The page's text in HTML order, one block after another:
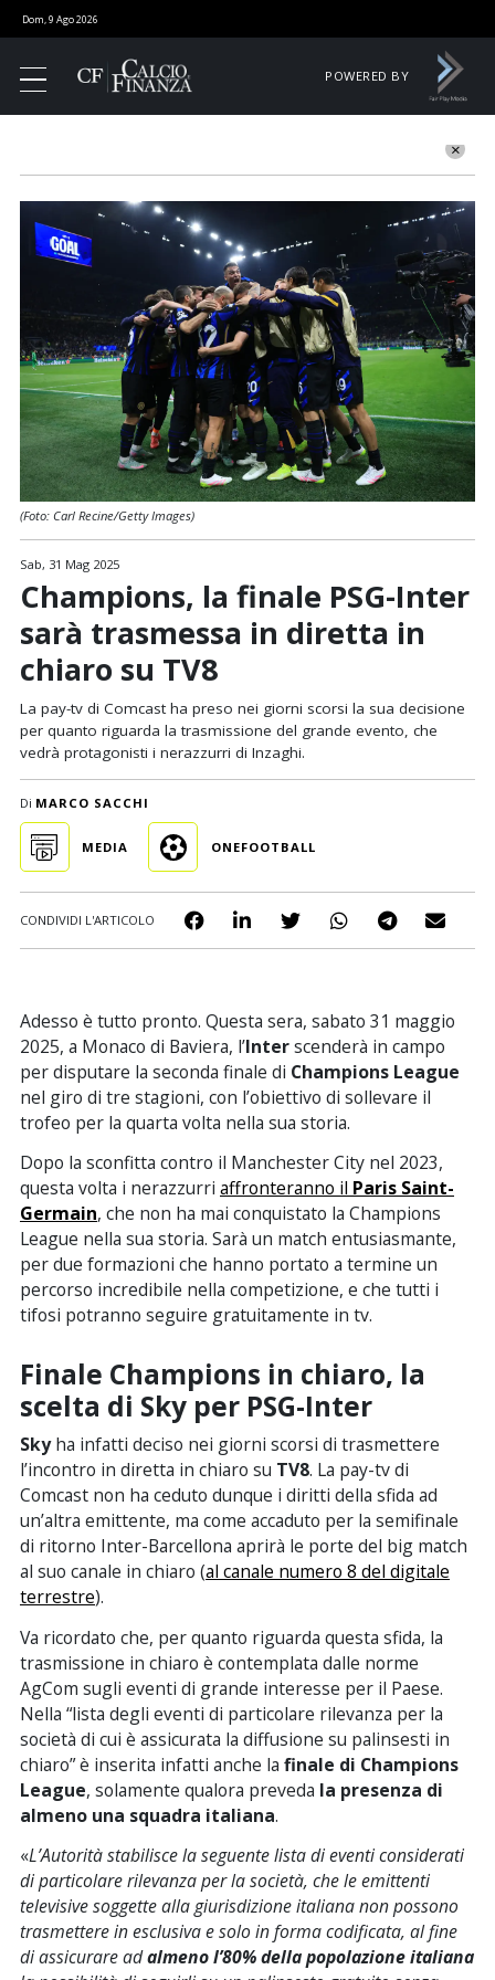
Dom, 9 Ago 2026
POWERED BY
Sab, 31 Mag 2025
Champions, la finale PSG-Inter
sarà trasmessa in diretta in
chiaro su TV8
La pay-tv di Comcast ha preso nei giorni scorsi la sua decisione
per quanto riguarda la trasmissione del grande evento, che
vedrà protagonisti i nerazzurri di Inzaghi.
Di MARCO SACCHI
MEDIA ONEFOOTBALL
CONDIVIDI L'ARTICOLO
(Foto: Carl Recine/Getty Images)
Adesso è tutto pronto. Questa sera, sabato 31 maggio
2025, a Monaco di Baviera, l’Interscenderà in campo
per disputare la seconda finale di Champions League
nel giro di tre stagioni, con l’obiettivo di sollevare il
trofeo per la quarta volta nella sua storia.
Dopo la sconfitta contro il Manchester City nel 2023,
questa volta i nerazzurri affronteranno il Paris Saint-
Germain, che non ha mai conquistato la Champions
League nella sua storia. Sarà un match entusiasmante,
per due formazioni che hanno portato a termine un
percorso incredibile nella competizione, e che tutti i
tifosi potranno seguire gratuitamente in tv.
Finale Champions in chiaro, la
scelta di Sky per PSG-Inter
Skyha infatti deciso nei giorni scorsi di trasmettere
l’incontro in diretta in chiaro su TV8. La pay-tv di
Comcast non ha ceduto dunque i diritti della sfida ad
un’altra emittente, ma come accaduto per la semifinale
di ritorno Inter-Barcellona aprirà le porte del big match
al suo canale in chiaro (al canale numero 8 del digitale
terrestre).
Va ricordato che, per quanto riguarda questa sfida, la
trasmissione in chiaro è contemplata dalle norme
AgCom sugli eventi di grande interesse per il Paese.
Nella “lista degli eventi di particolare rilevanza per la
società di cui è assicurata la diffusione su palinsesti in
chiaro” è inserita infatti anche la finale di Champions
League, solamente qualora preveda la presenza di
almeno una squadra italiana.
«L’Autorità stabilisce la seguente lista di eventi considerati
di particolare rilevanza per la società, che le emittenti
televisive soggette alla giurisdizione italiana non possono
trasmettere in esclusiva e solo in forma codificata, al fine
di assicurare adalmeno l’80% della popolazione italiana